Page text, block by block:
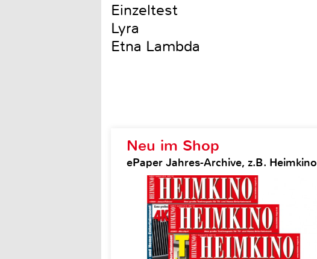
Neu im Shop
ePaper Jahres-Archive, z.B. Heimkino
Einzeltest
Lyra
Etna Lambda